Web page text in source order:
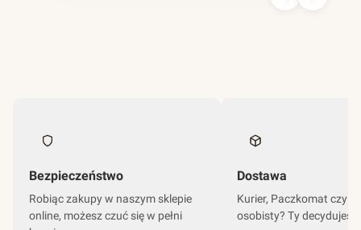
Bezpieczeństwo
Robiąc zakupy w naszym sklepie
online, możesz czuć się w pełni
Dostawa
Kurier, Paczkomat czy
osobisty? Ty decydujesz.